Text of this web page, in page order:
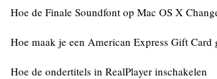
Hoe de Finale Soundfont op Mac OS X
Hoe maak je een American Express Gift Card
Hoe de ondertitels in RealPlayer inschakelen